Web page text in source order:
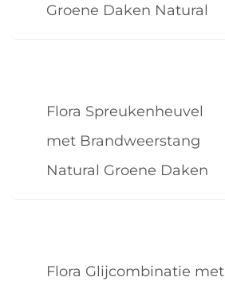
Groene Daken Natural
Flora Spreukenheuvel
met Brandweerstang
Natural Groene Daken
Flora Glijcombinatie met